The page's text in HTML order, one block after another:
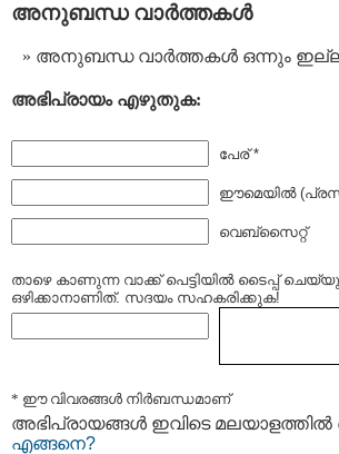
അനുബന്ധ വാര്‍ത്തകള്‍
അനുബന്ധ വാര്‍ത്തകള്‍ ഒന്നും
അഭിപ്രായം എഴുതുക:
പേര് *
ഈമെയില്‍
വെബ്സൈറ്റ്
താഴെ കാണുന്ന വാക്ക് പെട്ടിയില്‍ ടൈപ്പ്‌
ഒഴിക്കാനാണിത്. സദയം സഹകരിക്കുക!
* ഈ വിവരങ്ങള്‍ നിര്‍ബന്ധമാണ്
അഭിപ്രായങ്ങള്‍ ഇവിടെ മലയാളത്തില്‍
എങ്ങനെ?